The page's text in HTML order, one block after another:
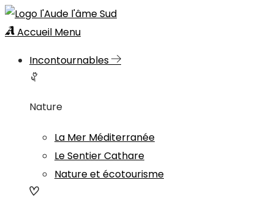
Accueil Menu
Incontournables
Nature
La Mer Méditerranée
Le Sentier Cathare
Nature et écotourisme